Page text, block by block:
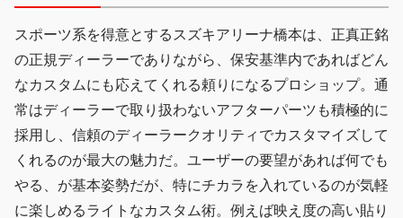
スポーツ系を得意とするスズキアリーナ橋本は、正真正銘
の正規ディーラーでありながら、保安基準内であればどん
なカスタムにも応えてくれる頼りになるプロショップ。通
常はディーラーで取り扱わないアフターパーツも積極的に
採用し、信頼のディーラークオリティでカスタマイズして
くれるのが最大の魅力だ。ユーザーの要望があれば何でも
やる、が基本姿勢だが、特にチカラを入れているのが気軽
に楽しめるライトなカスタム術。例えば映え度の高い貼り